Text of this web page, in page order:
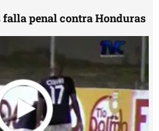
falla penal contra Honduras